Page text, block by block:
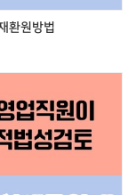
환원방법